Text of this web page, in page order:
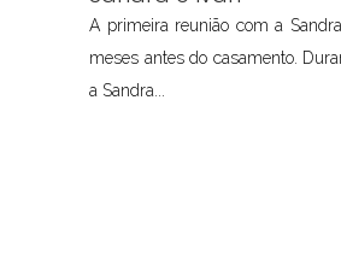
A primeira reunião com a
meses antes do casamento.
a Sandra...